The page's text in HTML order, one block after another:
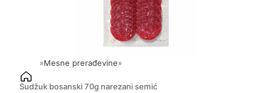
»Mesne prerađevine»
Sudžuk bosanski 70g narezani semić